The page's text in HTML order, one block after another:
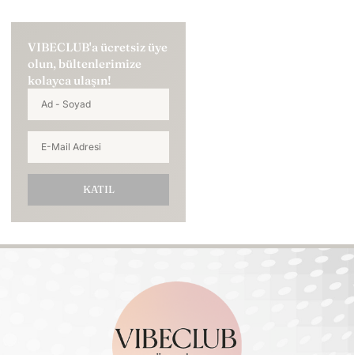
VIBECLUB'a ücretsiz üye
olun, bültenlerimize
kolayca ulaşın!
KATIL